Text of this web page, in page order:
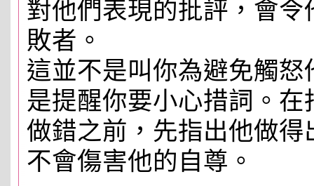
對他們表現的批評，會
敗者。
這並不是叫你為避免觸
是提醒你要小心措詞。
做錯之前，先指出他做得
不會傷害他的自尊。